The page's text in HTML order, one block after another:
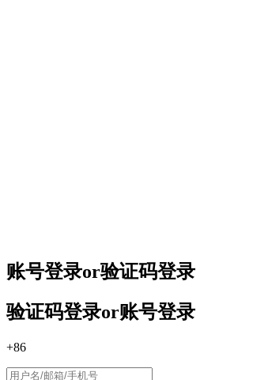
账号登录or验证码登录
验证码登录or账号登录
+86